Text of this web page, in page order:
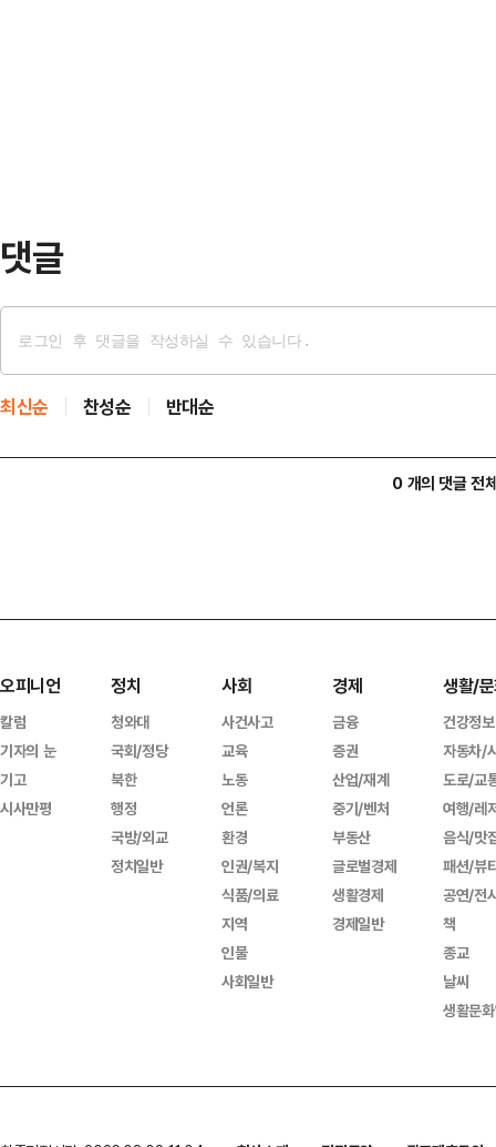
댓글
최신순 찬성순 반대순
0 개의 댓글 전
오피니언
칼럼
기자의 눈
기고
시사만평
정치
청와대
국회/정당
북한
행정
국방/외교
정치일반
사회
사건사고
교육
노동
언론
환경
인권/복지
식품/의료
지역
인물
사회일반
경제
금융
증권
산업/재계
중기/벤처
부동산
글로벌경제
생활경제
경제일반
생활/
건강정보
자동차/
도로/교
여행/레
음식/맛
패션/뷰
공연/전
책
종교
날씨
생활문